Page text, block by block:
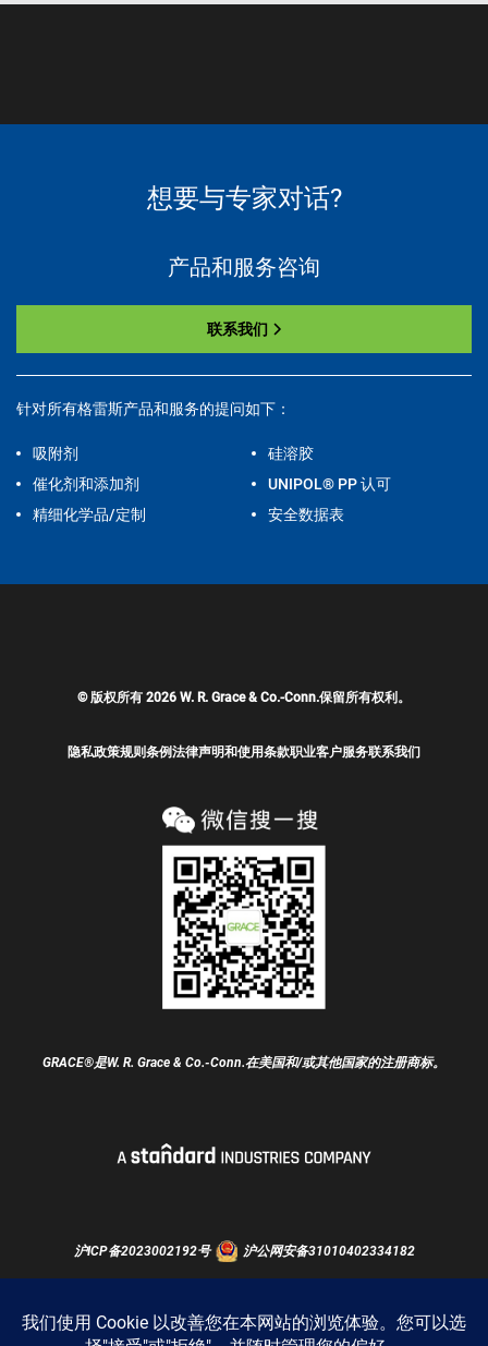
想要与专家对话?
产品和服务咨询
联系我们
针对所有格雷斯产品和服务的提问如下：
吸附剂
催化剂和添加剂
精细化学品/定制
硅溶胶
UNIPOL® PP 认可
安全数据表
© 版权所有 2026 W. R. Grace & Co.-Conn.保留所有权利。
隐私政策规则条例法律声明和使用条款职业客户服务联系我们
GRACE®是W. R. Grace & Co.-Conn.在美国和/或其他国家的注册商标。
沪ICP备2023002192号 沪公网安备31010402334182